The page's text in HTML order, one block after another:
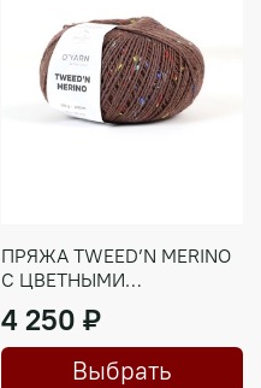
ПРЯЖА TWEED’N MERINO
С ЦВЕТНЫМИ
4 250 ₽
Выбрать